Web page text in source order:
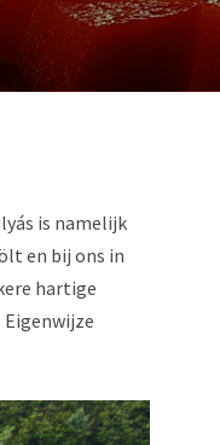
is namelijk
en bij ons in
hartige